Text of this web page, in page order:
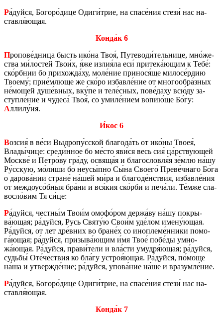
Ра́дуйся, Бо­го­ро́дице Одиги́трие, на спасе́ния стези́ нас на­
став­ля́ющая.
Конда́к 6
Про­по­ве́дница бысть ико́на Твоя́, Пу­те­во­ди́тель­ни­це, мно́же­
ства ми́ло­стей Твои́х, я́же излия́ла еси́ при­те­ка́ющим к Тебе́:
ско́рбнии бо при­хож­да́ху, моле́ние при­но­ся́ще ми­ло­се́рдию
Тво­е­му́; прие́млюще же ско́ро из­бав­ле́ние от мно­го­об­ра́зных
не́мощей душе́вных, вку́пе и теле́сных, пове́даху всю́ду за­
ступ­ле́ние и чу­де­са́ Твоя́, со умиле́нием вопию́ще Бо́гу:
Аллилу́ия.
И́кос 6
Возсия́ в ве́си Выд­ро­пу́сской бла­го­да́ть от ико́ны Твоея́,
Влады́чице: среди́нное бо ме́сто яви́ся весь сия́ ца́рству­ю­щей
Москве́ и Петро́ву гра́ду, освя­ща́я и бла­го­слов­ля́я зе́млю на́шу
Ру́сскую, мо́лиши бо неусы́пно Сы́на Сво­е­го́ Преве́чнаго Бо́га
о да­ро­ва́нии стране́ на́шей ми́ра и бла­го­де́нствия, из­бав­ле́ния
от меж­до­усо́бныя бра́ни и вся́кия ско́рби и печа́ли. Те́мже сла­
вос­ло́вим Тя си́це:
Ра́дуйся, чест­ны́м Твои́м омофо́ром держа́ву на́шу по­кры­
ва́ющая; ра́дуйся, Русь Святу́ю Свои́м уде́лом имену́ющая.
Ра́дуйся, от лет дре́вних во бране́х со ино­пле­ме́нники по­мо­
га́ющая; ра́дуйся, при­зы­ва́ющим и́мя Твое́ побе́ды умно­
жа́ющая. Ра́дуйся, прави́тели и вла́сти умуд­ря́ющая; ра́дуйся,
судь­бы́ Оте́че­ствия ко бла́гу устроя́ющая. Ра́дуйся, по́моще
на́ша и утвер­жде́ние; ра́дуйся, упова́ние на́ше и вра­зум­ле́ние.
Ра́дуйся, Бо­го­ро́дице Одиги́трие, на спасе́ния стези́ нас на­
став­ля́ющая.
Конда́к 7